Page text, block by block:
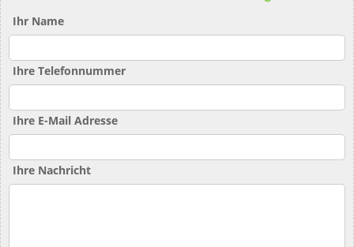
Ihr Name
Ihre Telefonnummer
Ihre E-Mail Adresse
Ihre Nachricht